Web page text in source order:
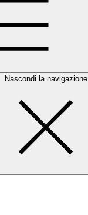
Nascondi la navigazione